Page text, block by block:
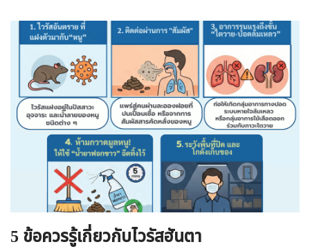
5 ข้อควรรู้เกี่ยวกับไวรัสฮันตา